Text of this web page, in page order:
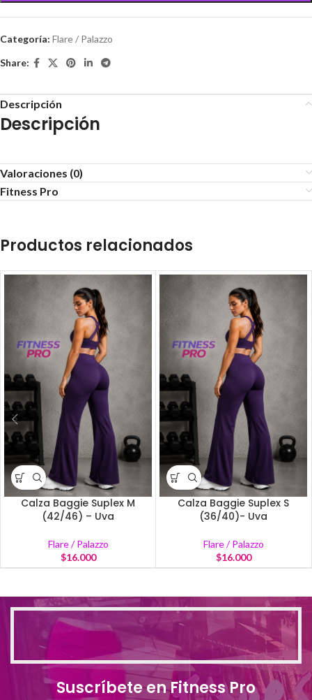
Categoría: Flare / Palazzo
Share:
Descripción
Descripción
Valoraciones (0)
Fitness Pro
Productos relacionados
Calza Baggie Suplex M
(42/46) – Uva
Flare / Palazzo
$16.000
Calza Baggie Suplex S
(36/40)- Uva
Flare / Palazzo
$16.000
Suscríbete en Fitness Pro